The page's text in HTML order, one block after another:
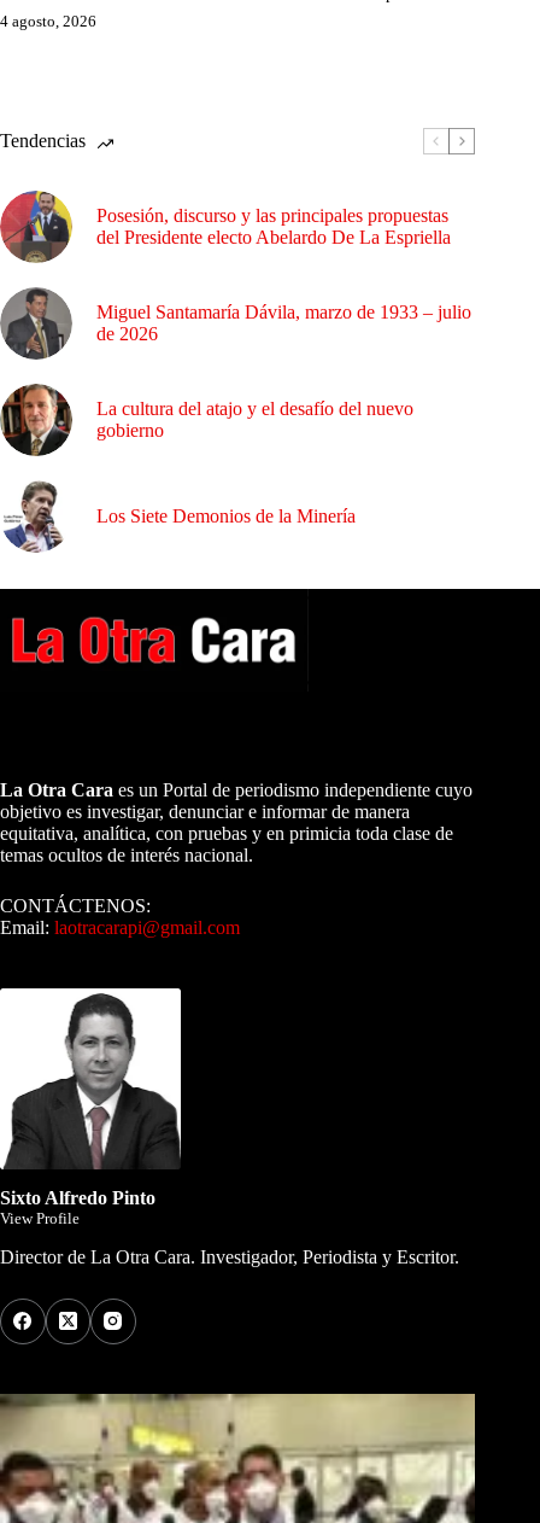
4 agosto, 2026
Tendencias
Posesión, discurso y las principales propuestas
del Presidente electo Abelardo De La Espriella
Miguel Santamaría Dávila, marzo de 1933 – julio
de 2026
La cultura del atajo y el desafío del nuevo
gobierno
Los Siete Demonios de la Minería
La Otra Cara es un Portal de periodismo independiente cuyo
objetivo es investigar, denunciar e informar de manera
equitativa, analítica, con pruebas y en primicia toda clase de
temas ocultos de interés nacional.
CONTÁCTENOS:
Email: laotracarapi@gmail.com
Sixto Alfredo Pinto
View Profile
Director de La Otra Cara. Investigador, Periodista y Escritor.